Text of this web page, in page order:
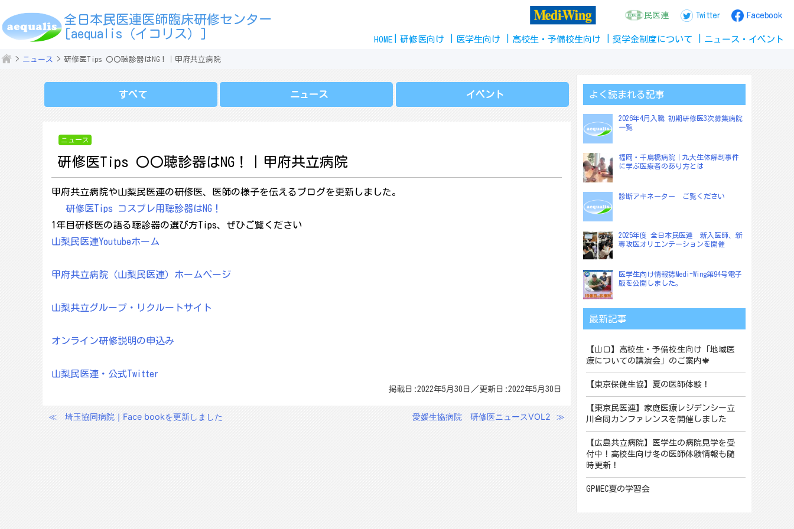
content
全日本民医連医師臨床研修センター
[aequalis（イコリス）]
民医連 Twitter Facebook
HOME 研修医向け 医学生向け 高校生 ・ 予備校生向け 奨学金制度 について ニュース ・ イベント
ニュース 研修医Tips 〇〇聴診器はNG！｜甲府共立病院
すべて ニュース イベント
ニュース
研修医Tips 〇〇聴診器はNG！｜甲府共立病院
甲府共立病院や山梨民医連の研修医、医師の様子を伝えるブログを更新しました。
研修医Tips コスプレ用聴診器はNG！
1年目研修医の語る聴診器の選び方Tips、ぜひご覧ください
山梨民医連Youtubeホーム
甲府共立病院（山梨民医連）ホームページ
山梨共立グループ・リクルートサイト
オンライン研修説明の申込み
山梨民医連・公式Twitter
掲載日:2022年5月30日／更新日:2022年5月30日
投≪ 埼玉協同病院｜Face bookを更新しました 愛媛生協病院 研修医ニュースVOL2 ≫
よく読まれる記事
2026年4月入職 初期研修医3次募集病院
一覧
福岡・千鳥橋病院｜九大生体解剖事件
に学ぶ医療者のあり方とは
診断アキネーター ご覧ください
2025年度 全日本民医連 新入医師、新
専攻医オリエンテーションを開催
医学生向け情報誌Medi-Wing第94号電子
版を公開しました。
最新記事
【山口】高校生・予備校生向け「地域医
療についての講演会」のご案内🍁
【東京保健生協】夏の医師体験！
【東京民医連】家庭医療レジデンシー立
川合同カンファレンスを開催しました
【広島共立病院】医学生の病院見学を受
付中！高校生向け冬の医師体験情報も随
時更新！
GPMEC夏の学習会